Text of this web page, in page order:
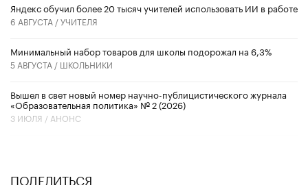
​Яндекс обучил более 20 тысяч учителей использовать ИИ в работе
6 АВГУСТА /УЧИТЕЛЯ
Минимальный набор товаров для школы подорожал на 6,3%
5 АВГУСТА / ШКОЛЬНИКИ
Вышел в свет новый номер научно-публицистического журнала
«Образовательная политика» № 2 (2026)
3 ИЮЛЯ / АНОНС
ПОДЕЛИТЬСЯ